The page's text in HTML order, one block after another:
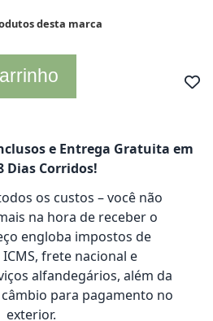
desta marca
e Entrega Gratuita em
Dias Corridos!
os custos – você não
na hora de receber o
engloba impostos de
frete nacional e
alfandegários, além da
para pagamento no
exterior.